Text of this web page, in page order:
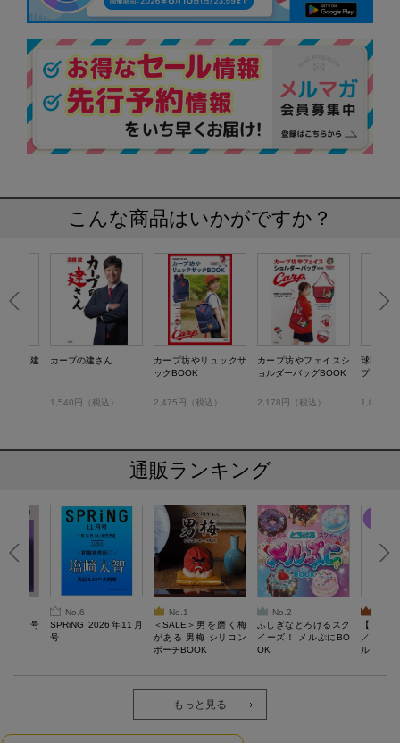
こんな商品はいかがですか？
国”再建 カープの建さん
1,540円（税込）
カープ坊やリュックサ
ックBOOK
2,475円（税込）
カープ坊やフェイスシ
ョルダーバッグBOOK
2,178円（税込）
球団公認
プ
1,012円
通販ランキング
10月号
No.6
SPRiNG 2026年11月
号
No.1
＜SALE＞男を磨く梅
がある 男梅 シリコン
ポーチBOOK
No.2
ふしぎなとろけるスク
イーズ！ メルぷにBO
OK
【
／Lサ
ル）【
労回復ウ
もっと見る